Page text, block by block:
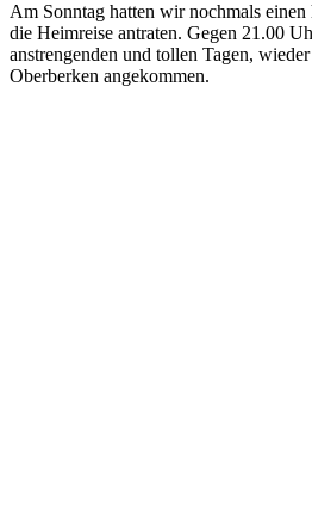
Am Sonntag hatten wir nochmals
die Heimreise antraten. Gegen 21.00
anstrengenden und tollen Tagen,
Oberberken angekommen.